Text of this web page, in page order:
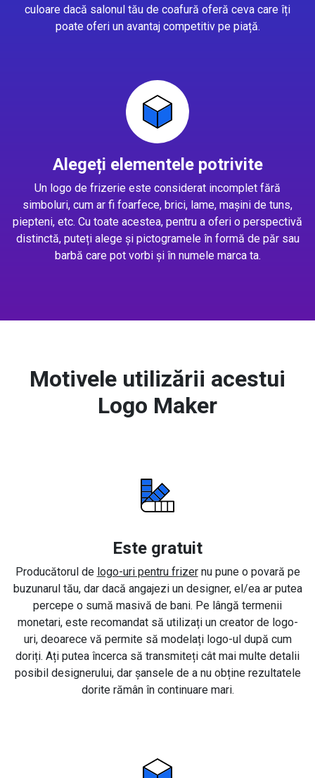
culoare dacă salonul tău de coafură oferă ceva care îți
poate oferi un avantaj competitiv pe piață.
Alegeți elementele potrivite
Un logo de frizerie este considerat incomplet fără
simboluri, cum ar fi foarfece, brici, lame, mașini de tuns,
piepteni, etc. Cu toate acestea, pentru a oferi o perspectivă
distinctă, puteți alege și pictogramele în formă de păr sau
barbă care pot vorbi și în numele marca ta.
Motivele utilizării acestui
Logo Maker
Este gratuit
Producătorul de logo-uri pentru frizernu pune o povară pe
buzunarul tău, dar dacă angajezi un designer, el/ea ar putea
percepe o sumă masivă de bani. Pe lângă termenii
monetari, este recomandat să utilizați un creator de logo-
uri, deoarece vă permite să modelați logo-ul după cum
doriți. Ați putea încerca să transmiteți cât mai multe detalii
posibil designerului, dar șansele de a nu obține rezultatele
dorite rămân în continuare mari.